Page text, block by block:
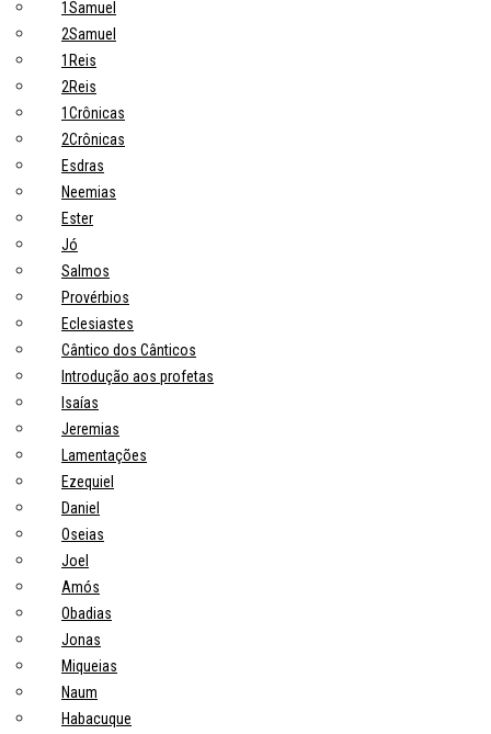
1Samuel
2Samuel
1Reis
2Reis
1Crônicas
2Crônicas
Esdras
Neemias
Ester
Jó
Salmos
Provérbios
Eclesiastes
Cântico dos Cânticos
Introdução aos profetas
Isaías
Jeremias
Lamentações
Ezequiel
Daniel
Oseias
Joel
Amós
Obadias
Jonas
Miqueias
Naum
Habacuque